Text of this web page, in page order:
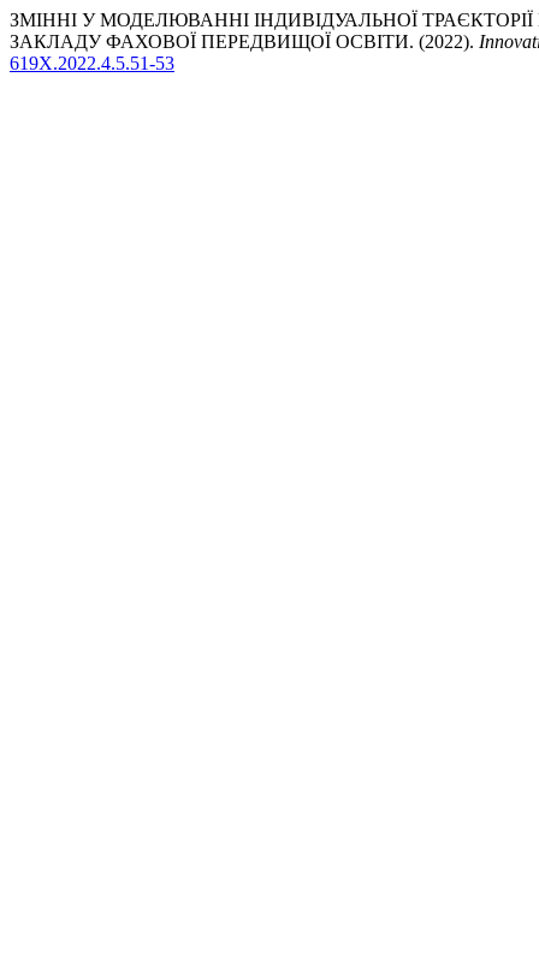
ЗМІННІ У МОДЕЛЮВАННІ ІНДИВІДУАЛЬНОЇ
ЗАКЛАДУ ФАХОВОЇ ПЕРЕДВИЩОЇ ОСВІТИ. (2022).
619X.2022.4.5.51-53